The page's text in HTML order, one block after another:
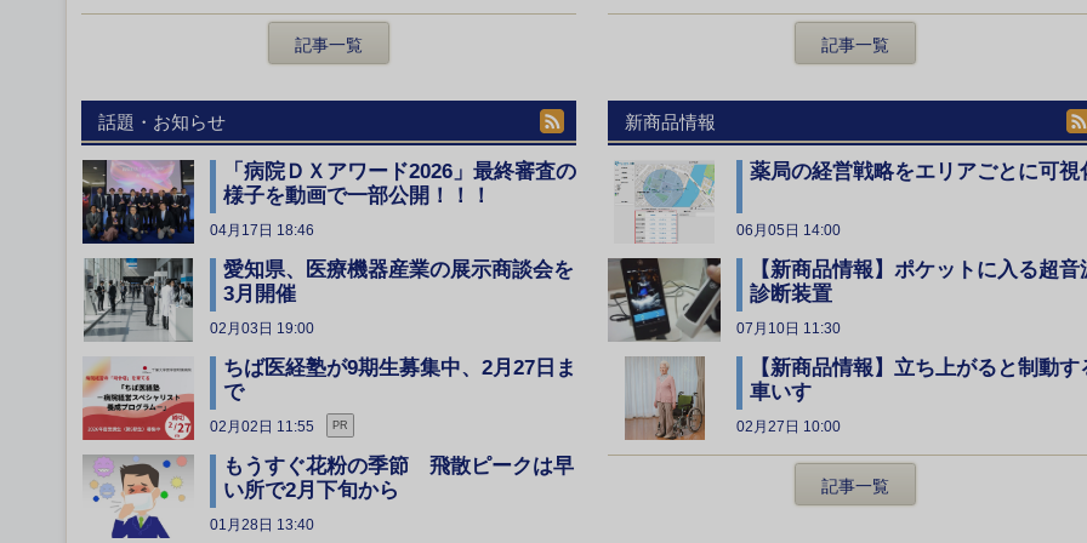
記事一覧 記事一覧
話題・お知らせ
「病院ＤＸアワード2026」最終審査の
様子を動画で一部公開！！！
04月17日 18:46
愛知県、医療機器産業の展示商談会を
3月開催
02月03日 19:00
ちば医経塾が9期生募集中、2月27日ま
で
02月02日 11:55 PR
もうすぐ花粉の季節 飛散ピークは早
い所で2月下旬から
01月28日 13:40
新商品情報
薬局の経営戦略をエリアごとに可視
06月05日 14:00
【新商品情報】ポケットに入る超音
診断装置
07月10日 11:30
【新商品情報】立ち上がると制動す
車いす
02月27日 10:00
記事一覧